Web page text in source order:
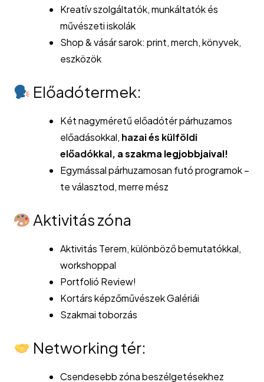
Kreatív szolgáltatók, munkáltatók és
művészeti iskolák
Shop & vásár sarok: print, merch, könyvek,
eszközök
Előadótermek:
Két nagyméretű előadótér párhuzamos
előadásokkal, hazai és külföldi
előadókkal, a szakma legjobbjaival!
Egymással párhuzamosan futó programok –
te választod, merre mész
Aktivitás zóna
Aktivitás Terem, különböző bemutatókkal,
workshoppal
Portfolió Review!
Kortárs képzőművészek Galériái
Szakmai toborzás
Networking tér:
Csendesebb zóna beszélgetésekhez